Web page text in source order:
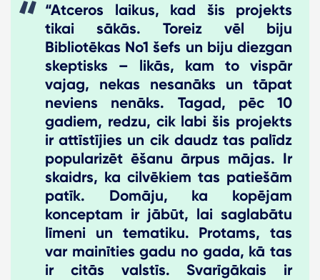
“Atceros laikus, kad šis projekts
tikai sākās. Toreiz vēl biju
Bibliotēkas No1 šefs un biju diezgan
skeptisks – likās, kam to vispār
vajag, nekas nesanāks un tāpat
neviens nenāks. Tagad, pēc 10
gadiem, redzu, cik labi šis projekts
ir attīstījies un cik daudz tas palīdz
popularizēt ēšanu ārpus mājas. Ir
skaidrs, ka cilvēkiem tas patiešām
patīk. Domāju, ka kopējam
konceptam ir jābūt, lai saglabātu
līmeni un tematiku. Protams, tas
var mainīties gadu no gada, kā tas
ir citās valstīs. Svarīgākais ir